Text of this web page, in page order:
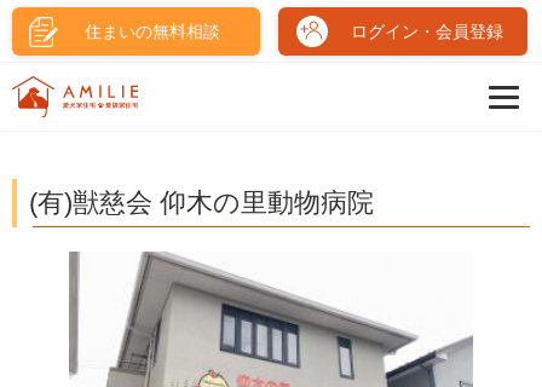
住まいの無料相談 ログイン・会員登録
(有)獣慈会 仰木の里動物病院